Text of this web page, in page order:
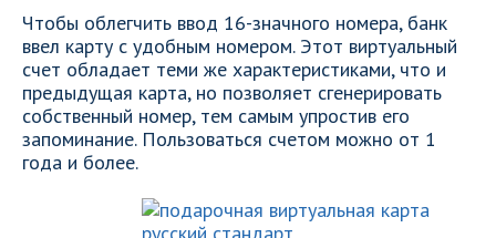
Чтобы облегчить ввод 16-значного номера, банк
ввел карту с удобным номером. Этот виртуальный
счет обладает теми же характеристиками, что и
предыдущая карта, но позволяет сгенерировать
собственный номер, тем самым упростив его
запоминание. Пользоваться счетом можно от 1
года и более.